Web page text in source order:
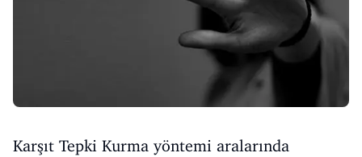
Karşıt Tepki Kurma yöntemi aralarında